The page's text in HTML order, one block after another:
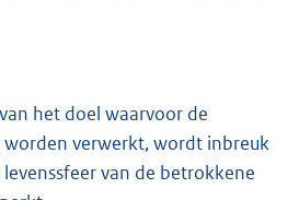
het doel waarvoor de
worden verwerkt, wordt inbreuk
van de betrokkene